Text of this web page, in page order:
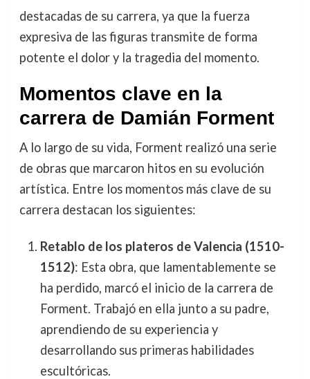
destacadas de su carrera, ya que la fuerza
expresiva de las figuras transmite de forma
potente el dolor y la tragedia del momento.
Momentos clave en la
carrera de Damián Forment
A lo largo de su vida, Forment realizó una serie
de obras que marcaron hitos en su evolución
artística. Entre los momentos más clave de su
carrera destacan los siguientes:
Retablo de los plateros de Valencia (1510-
1512): Esta obra, que lamentablemente se
ha perdido, marcó el inicio de la carrera de
Forment. Trabajó en ella junto a su padre,
aprendiendo de su experiencia y
desarrollando sus primeras habilidades
escultóricas.